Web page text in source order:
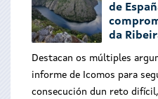
de
da
Destacan os múltiples
informe de Icomos para
consecución dun reto